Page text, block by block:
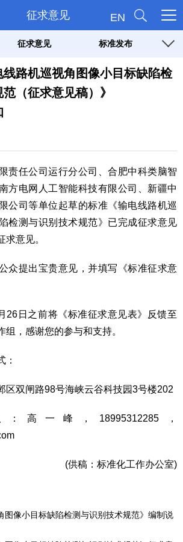
征求意见 EN
征求意见 标准发布
路机巡视角图像小目标缺陷检
（征求意见稿）》
任公司运行分公司、合肥中科类脑智
方电网人工智能科技有限公司、新疆中
公司等单位起草的标准《输电线路机巡
检测与识别技术规范》已完成征求意见
求意见。
提出宝贵意见，并填写《标准征求意
日之前将《标准征求意见表》反馈至
组，感谢您的参与和支持。
双闸路98号海峡云谷科技园3号楼202
一峰，18995312285，
(供稿：标准化工作办公室)
图像小目标缺陷检测与识别技术规范》编制说